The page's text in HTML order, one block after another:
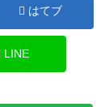
はてブ
LINE